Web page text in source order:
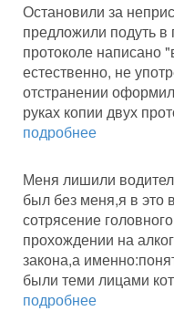
Остановили за
предложили подуть
протоколе написано
естественно, не
отстранении
руках копии двух
подробнее
Меня лишили
был без меня,я в
сотрясение
прохождении на
закона,а
были теми лицами
подробнее